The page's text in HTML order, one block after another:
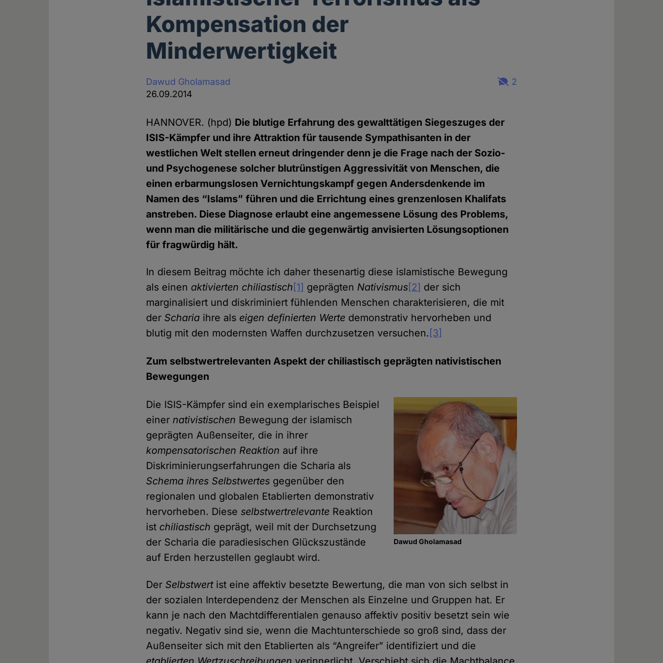
Kompensation der
Minderwertigkeit
Dawud Gholamasad
26.09.2014
2
HANNOVER. (hpd) Die blutige Erfahrung des gewalttätigen Siegeszuges der
ISIS-Kämpfer und ihre Attraktion für tausende Sympathisanten in der
westlichen Welt stellen erneut dringender denn je die Frage nach der Sozio-
und Psychogenese solcher blutrünstigen Aggressivität von Menschen, die
einen erbarmungslosen Vernichtungskampf gegen Andersdenkende im
Namen des “Islams” führen und die Errichtung eines grenzenlosen Khalifats
anstreben. Diese Diagnose erlaubt eine angemessene Lösung des Problems,
wenn man die militärische und die gegenwärtig anvisierten Lösungsoptionen
für fragwürdig hält.
In diesem Beitrag möchte ich daher thesenartig diese islamistische Bewegung
als einen aktivierten chiliastisch [1] geprägten Nativismus[2] der sich
marginalisiert und diskriminiert fühlenden Menschen charakterisieren, die mit
der Scharia ihre als eigen definierten Werte demonstrativ hervorheben und
blutig mit den modernsten Waffen durchzusetzen versuchen. [3]
Zum selbstwertrelevanten Aspekt der chiliastisch geprägten nativistischen
Bewegungen
Dawud Gholamasad
Die ISIS-Kämpfer sind ein exemplarisches Beispiel
einernativistischen Bewegung der islamisch
geprägten Außenseiter, die in ihrer
kompensatorischen Reaktion auf ihre
Diskriminierungserfahrungen die Scharia als
Schema ihres Selbstwertes gegenüber den
regionalen und globalen Etablierten demonstrativ
hervorheben. Dieseselbstwertrelevante Reaktion
ist chiliastisch geprägt, weil mit der Durchsetzung
der Scharia die paradiesischen Glückszustände
auf Erden herzustellen geglaubt wird.
Der Selbstwertist eine affektiv besetzte Bewertung, die man von sich selbst in
der sozialen Interdependenz der Menschen als Einzelne und Gruppen hat. Er
kann je nach den Machtdifferentialen genauso affektiv positiv besetzt sein wie
negativ. Negativ sind sie, wenn die Machtunterschiede so groß sind, dass der
Außenseiter sich mit den Etablierten als “Angreifer” identifiziert und die